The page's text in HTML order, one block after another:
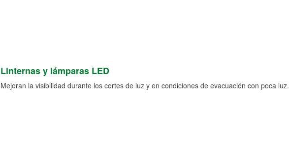
Linternas y lámparas LED
Mejoran la visibilidad durante los cortes de luz y en condiciones de evacuación con poca luz.